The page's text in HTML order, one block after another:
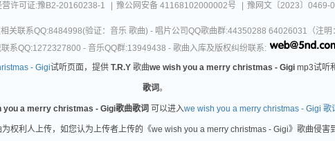
许可证:豫B2-20160238-1 豫公网安备 41168102000002号 豫网文〔2023〕0469-
关联系QQ:8484998(验证：音乐 歌曲) - 唱片公司QQ歌曲群:44350288 64026031（注明
系QQ:1272327800 - 音乐QQ群:13949438 - 歌曲入库及版权纠纷联系:
- Gigi试听页面，提供 T.R.Y歌曲we wish you a merry christmas - Gigimp3试听
歌词。
you a merry christmas - Gigi歌曲歌词 可以进入we wish you a merry christmas - Gigi 歌
权利人上传，如您认为上传者上传的《we wish you a merry christmas - Gigi》歌曲侵